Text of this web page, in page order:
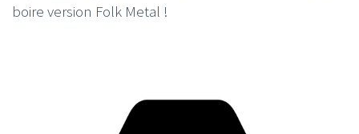
boire version Folk Metal !